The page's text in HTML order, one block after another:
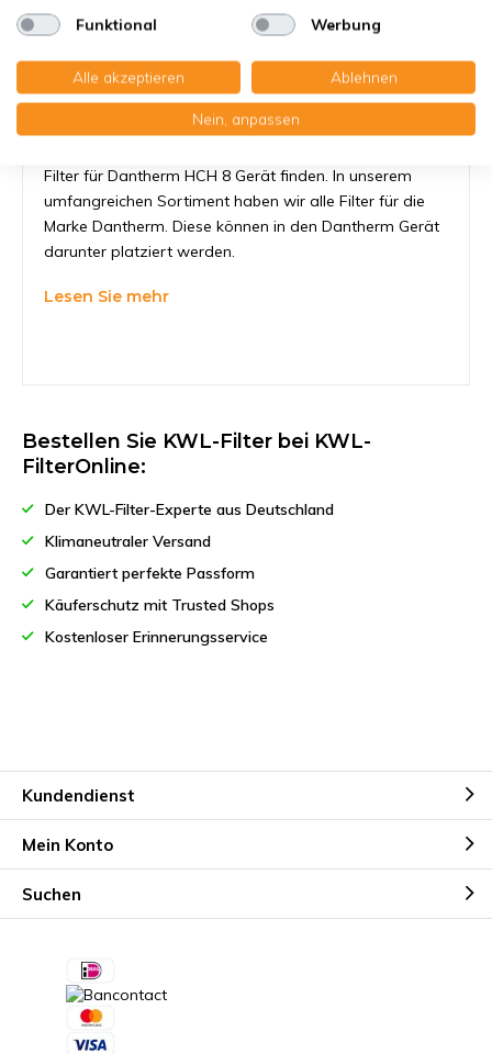
Filter für Dantherm HCH 8
Gerät
Filter für Dantherm HCH 8 Gerät finden. In unserem
umfangreichen Sortiment haben wir alle Filter für die
Marke Dantherm. Diese können in den Dantherm Gerät
darunter platziert werden.
Lesen Sie mehr
Bestellen Sie KWL-Filter bei KWL-
FilterOnline:
Der KWL-Filter-Experte aus Deutschland
Klimaneutraler Versand
Garantiert perfekte Passform
Käuferschutz mit Trusted Shops
Kostenloser Erinnerungsservice
Kundendienst
Mein Konto
Suchen
Funktional Werbung
Alle akzeptieren Ablehnen
Nein, anpassen